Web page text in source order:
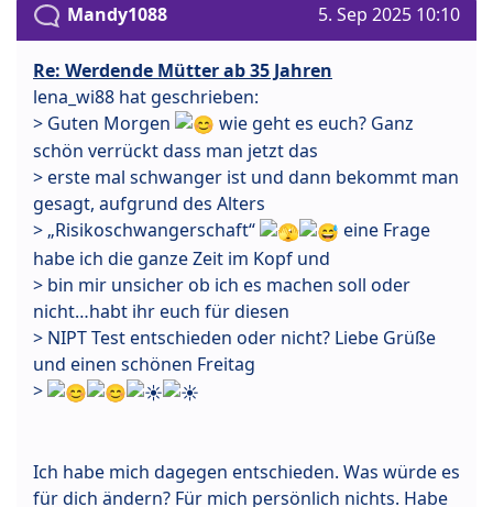
Mandy1088 5. Sep 2025 10:10
Re: Werdende Mütter ab 35 Jahren
lena_wi88 hat geschrieben:
> Guten Morgen
wie geht es euch? Ganz
schön verrückt dass man jetzt das
> erste mal schwanger ist und dann bekommt man
gesagt, aufgrund des Alters
> „Risikoschwangerschaft“
eine Frage
habe ich die ganze Zeit im Kopf und
> bin mir unsicher ob ich es machen soll oder
nicht…habt ihr euch für diesen
> NIPT Test entschieden oder nicht? Liebe Grüße
und einen schönen Freitag
>
Ich habe mich dagegen entschieden. Was würde es
für dich ändern? Für mich persönlich nichts. Habe